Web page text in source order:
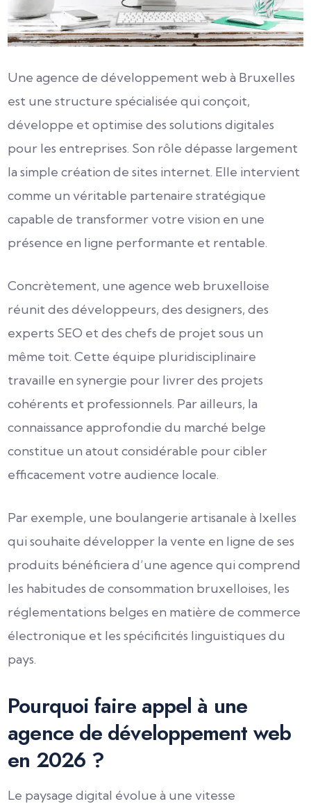
Une agence de développement web à Bruxelles
est une structure spécialisée qui conçoit,
développe et optimise des solutions digitales
pour les entreprises. Son rôle dépasse largement
la simple création de sites internet. Elle intervient
comme un véritable partenaire stratégique
capable de transformer votre vision en une
présence en ligne performante et rentable.
Concrètement, une agence web bruxelloise
réunit des développeurs, des designers, des
experts SEO et des chefs de projet sous un
même toit. Cette équipe pluridisciplinaire
travaille en synergie pour livrer des projets
cohérents et professionnels. Par ailleurs, la
connaissance approfondie du marché belge
constitue un atout considérable pour cibler
efficacement votre audience locale.
Par exemple, une boulangerie artisanale à Ixelles
qui souhaite développer la vente en ligne de ses
produits bénéficiera d’une agence qui comprend
les habitudes de consommation bruxelloises, les
réglementations belges en matière de commerce
électronique et les spécificités linguistiques du
pays.
Pourquoi faire appel à une
agence de développement web
en 2026 ?
Le paysage digital évolue à une vitesse